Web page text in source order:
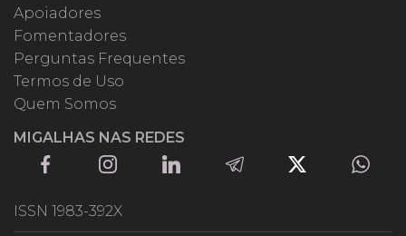
Apoiadores
Fomentadores
Perguntas Frequentes
Termos de Uso
Quem Somos
MIGALHAS NAS REDES
ISSN 1983-392X